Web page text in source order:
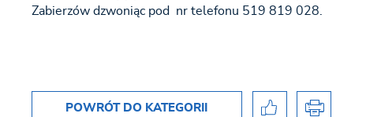
Zabierzów dzwoniąc pod nr telefonu 519 819 028.
POWRÓT DO KATEGORII